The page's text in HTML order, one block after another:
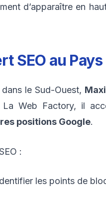
d’apparaître en
SEO au
le Sud-Ouest,
Web Factory, il
positions Google.
:
les points de